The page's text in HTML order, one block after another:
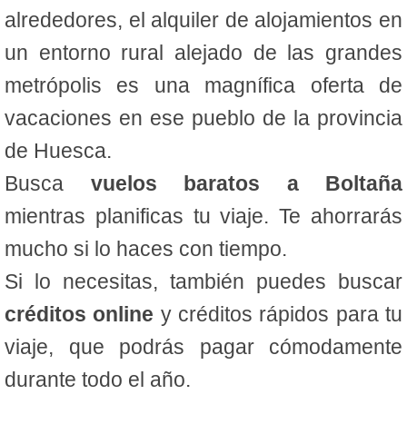
alrededores, el alquiler de alojamientos en
un entorno rural alejado de las grandes
metrópolis es una magnífica oferta de
vacaciones en ese pueblo de la provincia
de Huesca.
Busca vuelos baratos a Boltaña
mientras planificas tu viaje. Te ahorrarás
mucho si lo haces con tiempo.
Si lo necesitas, también puedes buscar
créditos online y créditos rápidos para tu
viaje, que podrás pagar cómodamente
durante todo el año.